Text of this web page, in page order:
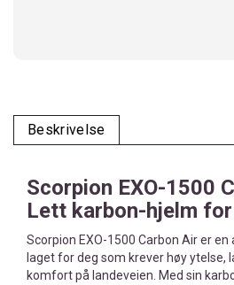
Beskrivelse
Scorpion EXO-1500
Lett karbon-hjelm
Scorpion EXO-1500 Carbon Air er
laget for deg som krever høy ytelse,
komfort på landeveien. Med sin